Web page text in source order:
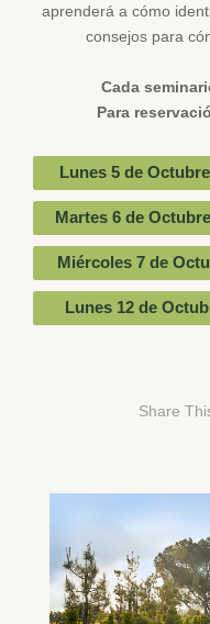
aprenderá a cómo
consejos para
Cada
Para
Lunes 5 de Octubre
Martes 6 de Octubre
Miércoles 7 de
Lunes 12 de
Share